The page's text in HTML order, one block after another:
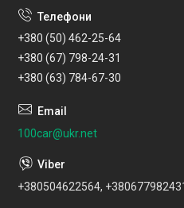
+380 (50) 462-25-64
+380 (67) 798-24-31
+380 (63) 784-67-30
100car@ukr.net
+380504622564,